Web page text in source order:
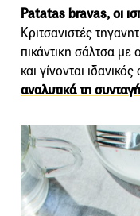
Patatas bravas, οι
Κριτσανιστές
πικάντικη σάλτσα
και γίνονται
αναλυτικά τη